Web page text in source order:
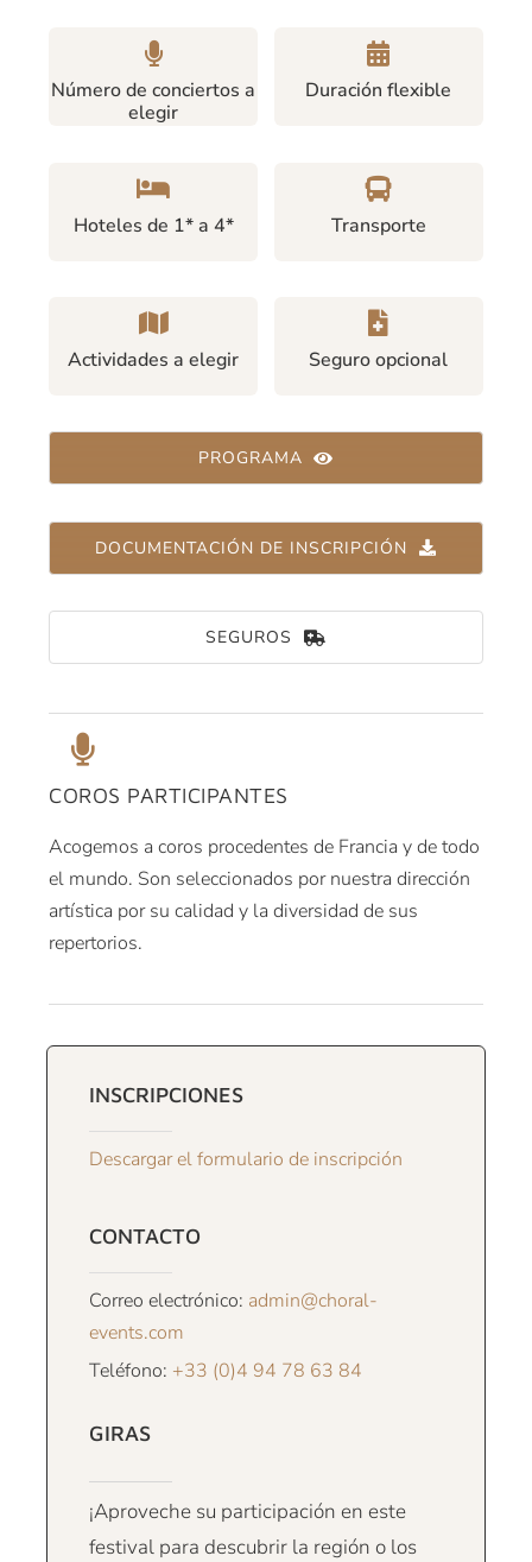
Número de conciertos a
elegir
Duración flexible
Hoteles de 1* a 4* Transporte
Actividades a elegir Seguro opcional
PROGRAMA
DOCUMENTACIÓN DE INSCRIPCIÓN
SEGUROS
COROS PARTICIPANTES
Acogemos a coros procedentes de Francia y de todo
el mundo. Son seleccionados por nuestra dirección
artística por su calidad y la diversidad de sus
repertorios.
INSCRIPCIONES
Descargar el formulario de inscripción
CONTACTO
Correo electrónico: admin@choral-
events.com
Teléfono: +33 (0)4 94 78 63 84
GIRAS
¡Aproveche su participación en este
festival para descubrir la región o los